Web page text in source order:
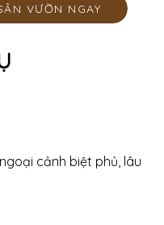
VƯỜN NGAY
cảnh biệt phủ, lâu